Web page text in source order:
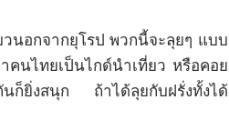
นอกจากยุโรป พวกนี้จะลุยๆ แบบ
คนไทยเป็นไกด์นำเที่ยว หรือคอย
ก็ยิ่งสนุก ถ้าได้ลุยกับฝรั่งทั้งได้